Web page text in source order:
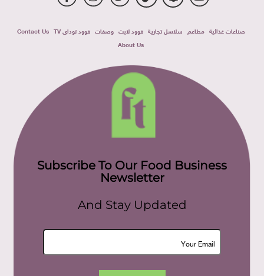
صناعات غذائية مطاعم سلاسل تجارية فوود لايت وصفات فوود توداى TV
Contact Us
About Us
Subscribe To Our Food Business
Newsletter
And Stay Updated